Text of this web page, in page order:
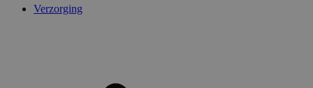
Verzorging